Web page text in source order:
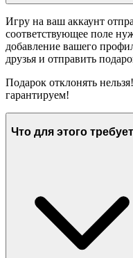
Игру на ваш аккаунт
соответствующее поле
добавление вашего
друзья и отправить
Подарок отклонять
гарантируем!
Что для этого